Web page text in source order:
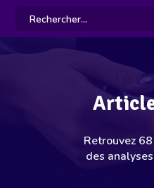
Retrouvez
des